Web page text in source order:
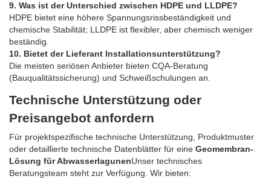
9. Was ist der Unterschied zwischen HDPE und LLDPE?
HDPE bietet eine höhere Spannungsrissbeständigkeit und
chemische Stabilität; LLDPE ist flexibler, aber chemisch weniger
beständig.
10. Bietet der Lieferant Installationsunterstützung?
Die meisten seriösen Anbieter bieten CQA-Beratung
(Bauqualitätssicherung) und Schweißschulungen an.
Technische Unterstützung oder
Preisangebot anfordern
Für projektspezifische technische Unterstützung, Produktmuster
oder detaillierte technische Datenblätter für eine Geomembran-
Lösung für AbwasserlagunenUnser technisches
Beratungsteam steht zur Verfügung. Wir bieten: